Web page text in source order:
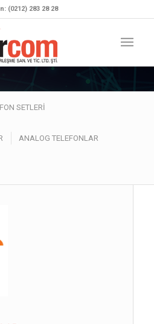
(0212) 283 28 28
SETLERİ
ANALOG TELEFONLAR